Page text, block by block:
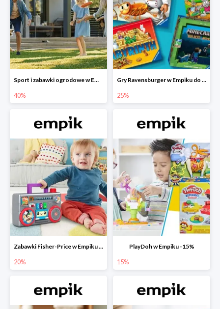
Sport i zabawki ogrodowe w Empiku do -40%
40%
Gry Ravensburger w Empiku do -25%
25%
Zabawki Fisher-Price w Empiku do -20%
20%
PlayDoh w Empiku -15%
15%